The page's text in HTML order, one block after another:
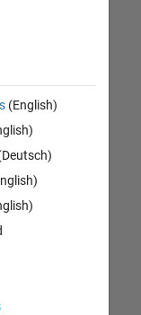
(English)